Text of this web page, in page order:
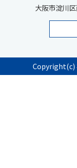
大阪市淀川
Copyright(c)